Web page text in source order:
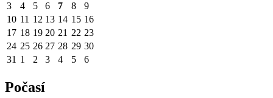
3
4 5 6 7 8
9
10 11 12 13 14 15 16
17 18 19 20 21 22 23
24 25 26 27 28 29 30
31 1 2 3 4 5 6
Počasí